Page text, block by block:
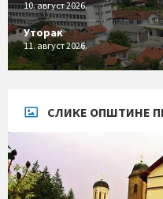
10. август 2026.
Уторак
11. август 2026.
СЛИКЕ ОПШТИНЕ